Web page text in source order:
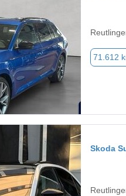
71.612
Skoda